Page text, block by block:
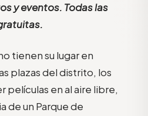
y eventos. Todas las
tienen su lugar en
plazas del distrito, los
películas en al aire libre,
de un Parque de